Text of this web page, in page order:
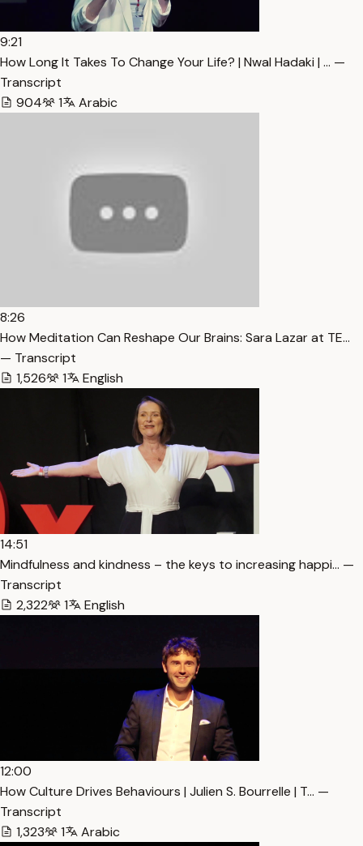
9:21
How Long It Takes To Change Your Life? | Nwal Hadaki | … —
Transcript
904
1 Arabic
8:26
How Meditation Can Reshape Our Brains: Sara Lazar at TE…
— Transcript
1,526
1 English
14:51
Mindfulness and kindness – the keys to increasing happi… —
Transcript
2,322
1 English
12:00
How Culture Drives Behaviours | Julien S. Bourrelle | T… —
Transcript
1,323
1 Arabic